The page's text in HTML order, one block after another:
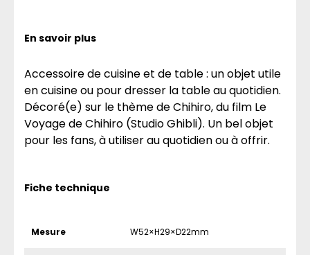
En savoir plus
Accessoire de cuisine et de table : un objet utile
en cuisine ou pour dresser la table au quotidien.
Décoré(e) sur le thème de Chihiro, du film Le
Voyage de Chihiro (Studio Ghibli). Un bel objet
pour les fans, à utiliser au quotidien ou à offrir.
Fiche technique
Mesure W52×H29×D22mm